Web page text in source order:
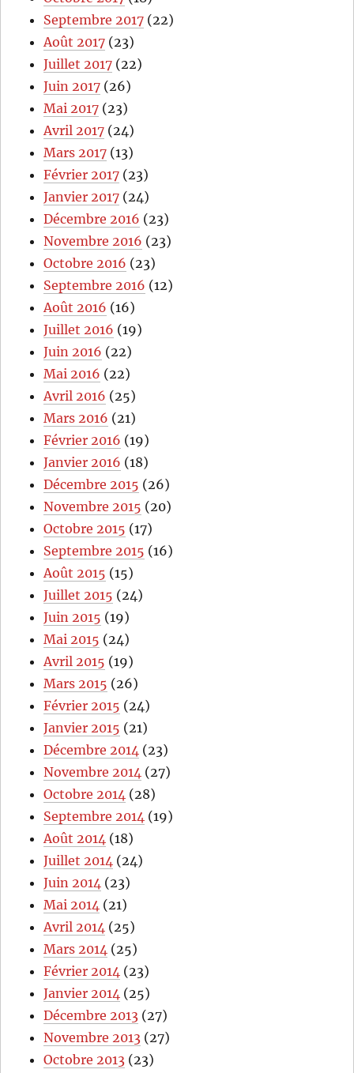
Septembre 2017 (22)
Août 2017 (23)
Juillet 2017 (22)
Juin 2017 (26)
Mai 2017 (23)
Avril 2017 (24)
Mars 2017 (13)
Février 2017 (23)
Janvier 2017 (24)
Décembre 2016 (23)
Novembre 2016 (23)
Octobre 2016 (23)
Septembre 2016 (12)
Août 2016 (16)
Juillet 2016 (19)
Juin 2016 (22)
Mai 2016 (22)
Avril 2016 (25)
Mars 2016 (21)
Février 2016 (19)
Janvier 2016 (18)
Décembre 2015 (26)
Novembre 2015 (20)
Octobre 2015 (17)
Septembre 2015 (16)
Août 2015 (15)
Juillet 2015 (24)
Juin 2015 (19)
Mai 2015 (24)
Avril 2015 (19)
Mars 2015 (26)
Février 2015 (24)
Janvier 2015 (21)
Décembre 2014 (23)
Novembre 2014 (27)
Octobre 2014 (28)
Septembre 2014 (19)
Août 2014 (18)
Juillet 2014 (24)
Juin 2014 (23)
Mai 2014 (21)
Avril 2014 (25)
Mars 2014 (25)
Février 2014 (23)
Janvier 2014 (25)
Décembre 2013 (27)
Novembre 2013 (27)
Octobre 2013 (23)